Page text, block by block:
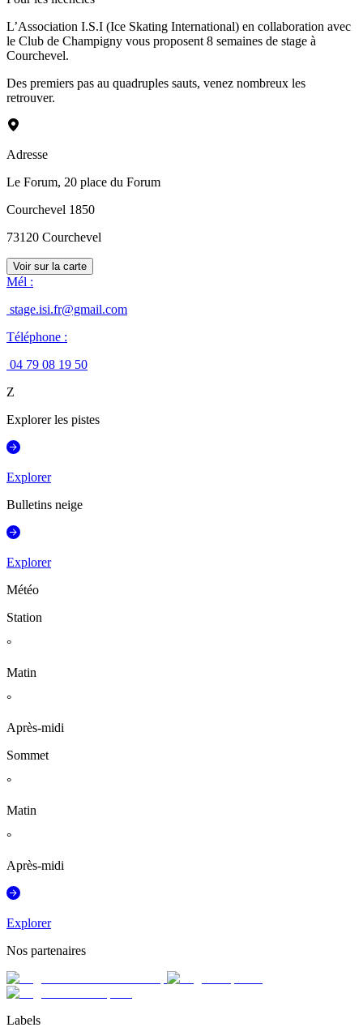
L’Association I.S.I (Ice Skating International) en collaboration avec
le Club de Champigny vous proposent 8 semaines de stage à
Courchevel.
Des premiers pas au quadruples sauts, venez nombreux les
retrouver.
Adresse
Le Forum, 20 place du Forum
Courchevel 1850
73120 Courchevel
Voir sur la carte
Mél :
stage.isi.fr@gmail.com
Téléphone :
04 79 08 19 50
Z
Explorer les pistes
Explorer
Bulletins neige
Explorer
Météo
Station
°
Matin
°
Après-midi
Sommet
°
Matin
°
Après-midi
Explorer
Nos partenaires
Labels